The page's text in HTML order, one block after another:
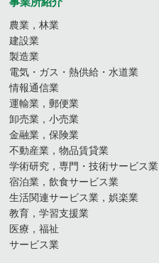
農業，林業
建設業
製造業
電気・ガス・熱供給・水道業
情報通信業
運輸業，郵便業
卸売業，小売業
金融業，保険業
不動産業，物品賃貸業
学術研究，専門・技術サービス業
宿泊業，飲食サービス業
生活関連サービス業，娯楽業
教育，学習支援業
医療，福祉
サービス業